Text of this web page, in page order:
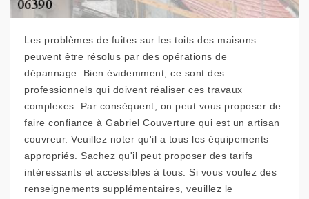
Les problèmes de fuites sur les toits des maisons
peuvent être résolus par des opérations de
dépannage. Bien évidemment, ce sont des
professionnels qui doivent réaliser ces travaux
complexes. Par conséquent, on peut vous proposer de
faire confiance à Gabriel Couverture qui est un artisan
couvreur. Veuillez noter qu'il a tous les équipements
appropriés. Sachez qu'il peut proposer des tarifs
intéressants et accessibles à tous. Si vous voulez des
renseignements supplémentaires, veuillez le